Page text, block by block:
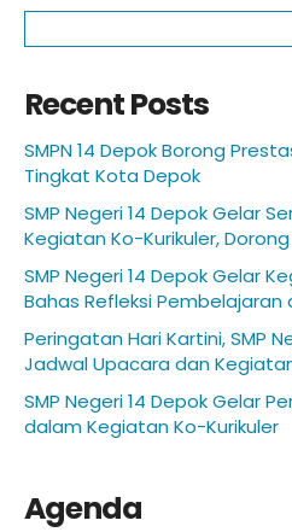
Recent Posts
SMPN 14 Depok Borong
Tingkat Kota Depok
SMP Negeri 14 Depok Gelar
Kegiatan Ko-Kurikuler,
SMP Negeri 14 Depok Gelar
Bahas Refleksi Pembelajaran
Peringatan Hari Kartini, SMP
Jadwal Upacara dan
SMP Negeri 14 Depok Gelar
dalam Kegiatan Ko-Kurikuler
Agenda